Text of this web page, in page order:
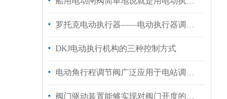
罗托克电动执行器——电动执行器调试难点和故障分析
DKJ电动执行机构的三种控制方式
电动角行程调节阀广泛应用于电站调节系统中使用
阀门驱动装置能够实现对阀门开度的准确控制